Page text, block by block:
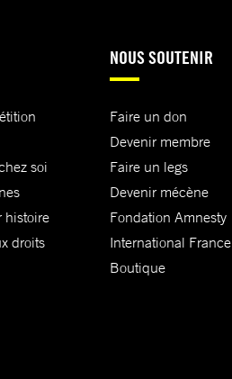
soi
histoire
droits
NOUS SOUTENIR
Faire un don
Devenir membre
Faire un legs
Devenir mécène
Fondation Amnesty
International France
Boutique